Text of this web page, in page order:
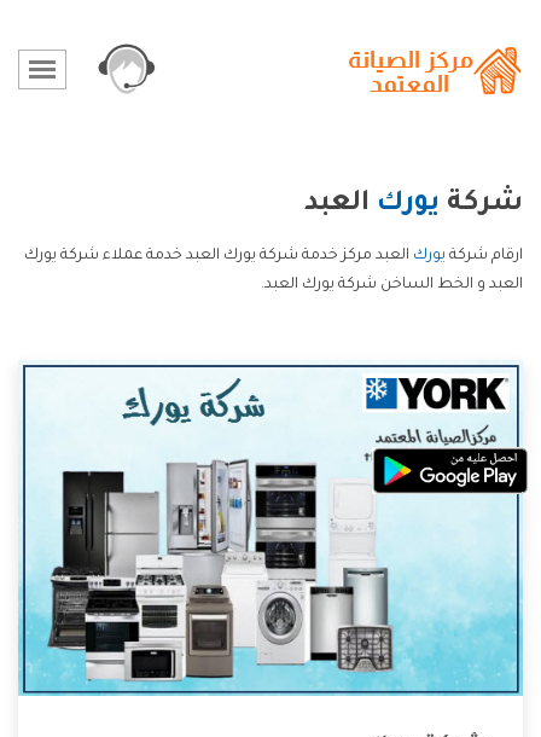
شركة يورك العبد
ارقام شركة يورك العبد مركز خدمة شركة يورك العبد خدمة عملاء شركة يورك
العبد و الخط الساخن شركة يورك العبد.